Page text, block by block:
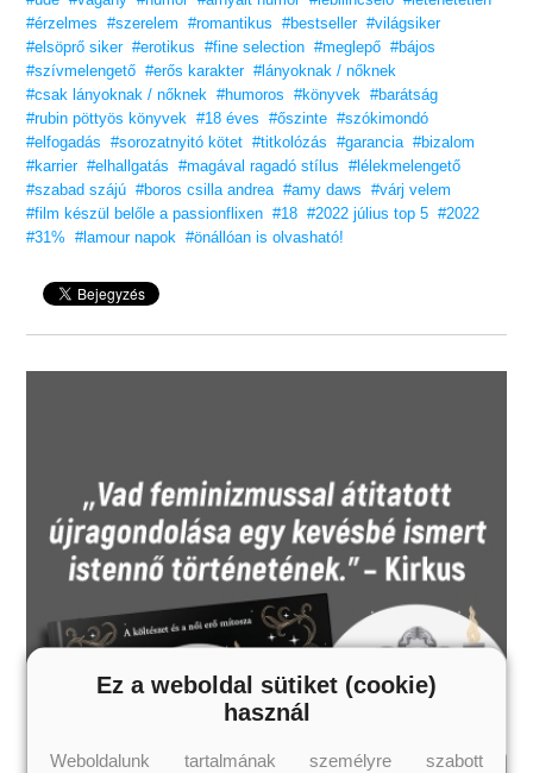
az új könyvötletéhez.
Üdítően szellemes és megkapó romantikus történet,
a Passionflixen várható új film regényalapja.
Töltődj fel vele!
„Tréfás, szexi és szórakoztató. Kötelező olvasmány minden
romantikusregény-
rajongó számára. Amy Daws vidámabbá tette a napomat azzal,
hogy megalkotta Kate és Miles történetét.” – Shayna, goodreads.com
Szereted az érzéki, de tartalmas könyveket?
Vidd haza nyugodtan, tetszeni fog!
#érzelmes
#szerelem #romantikus #bestseller #világsiker
#elsöprő siker #erotikus #fine selection #meglepő #bájos
#szívmelengető #erős karakter #lányoknak / nőknek
#csak lányoknak / nőknek #humoros #könyvek #barátság
#rubin pöttyös könyvek #18 éves #őszinte #szókimondó
#elfogadás
#sorozatnyitó kötet #titkolózás #garancia #bizalom
#karrier #elhallgatás #magával ragadó stílus
#lélekmelengető
#szabad szájú #boros csilla andrea #amy daws
#várj velem
#film készül belőle a passionflixen #18 #2022 július top 5 #2022
#31%
#lamour napok #önállóan is olvasható!
Ez a weboldal sütiket (cookie)
használ
Weboldalunk tartalmának személyre szabott